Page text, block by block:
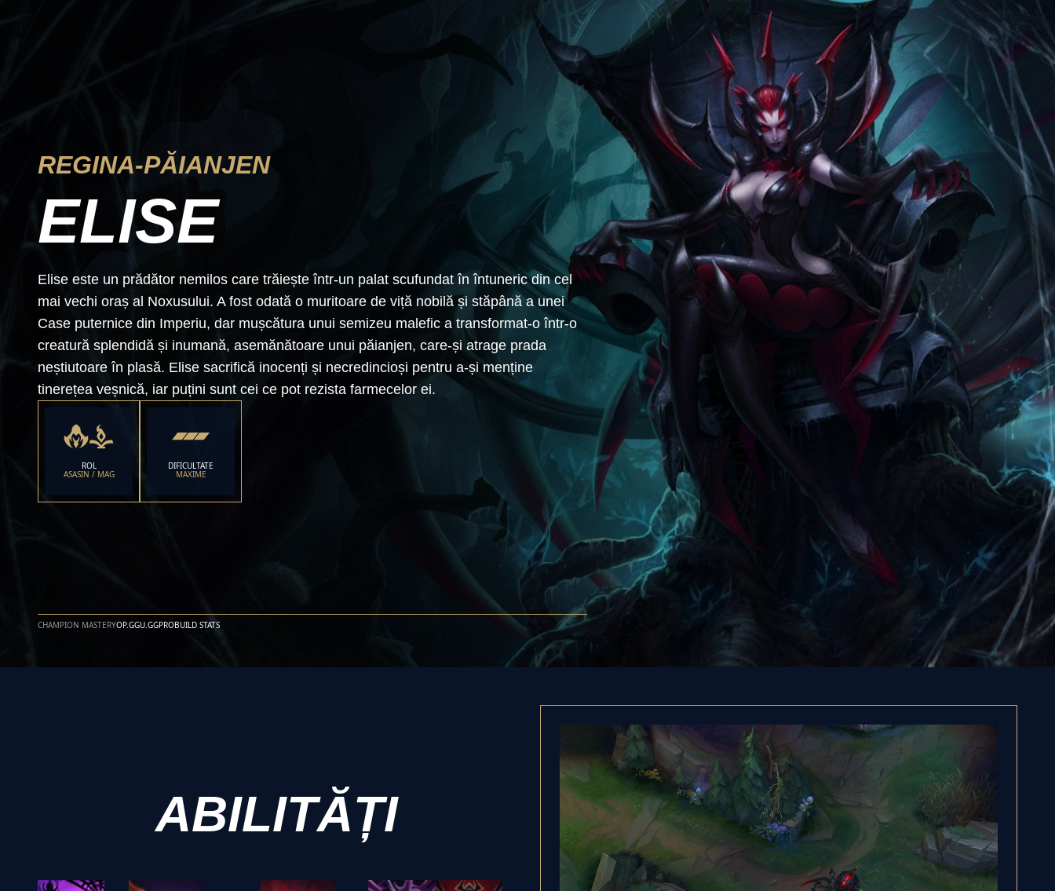
REGINA-PĂIANJEN
ELISE
Elise este un prădător nemilos care trăiește într-un palat scufundat în întuneric din cel
mai vechi oraș al Noxusului. A fost odată o muritoare de viță nobilă și stăpână a unei
Case puternice din Imperiu, dar mușcătura unui semizeu malefic a transformat-o într-o
creatură splendidă și inumană, asemănătoare unui păianjen, care-și atrage prada
neștiutoare în plasă. Elise sacrifică inocenți și necredincioși pentru a-și menține
tinerețea veșnică, iar puțini sunt cei ce pot rezista farmecelor ei.
ROL
ASASIN / MAG
DIFICULTATE
MAXIME
CHAMPION MASTERYOP.GGU.GGPROBUILD STATS
ABILITĂȚI